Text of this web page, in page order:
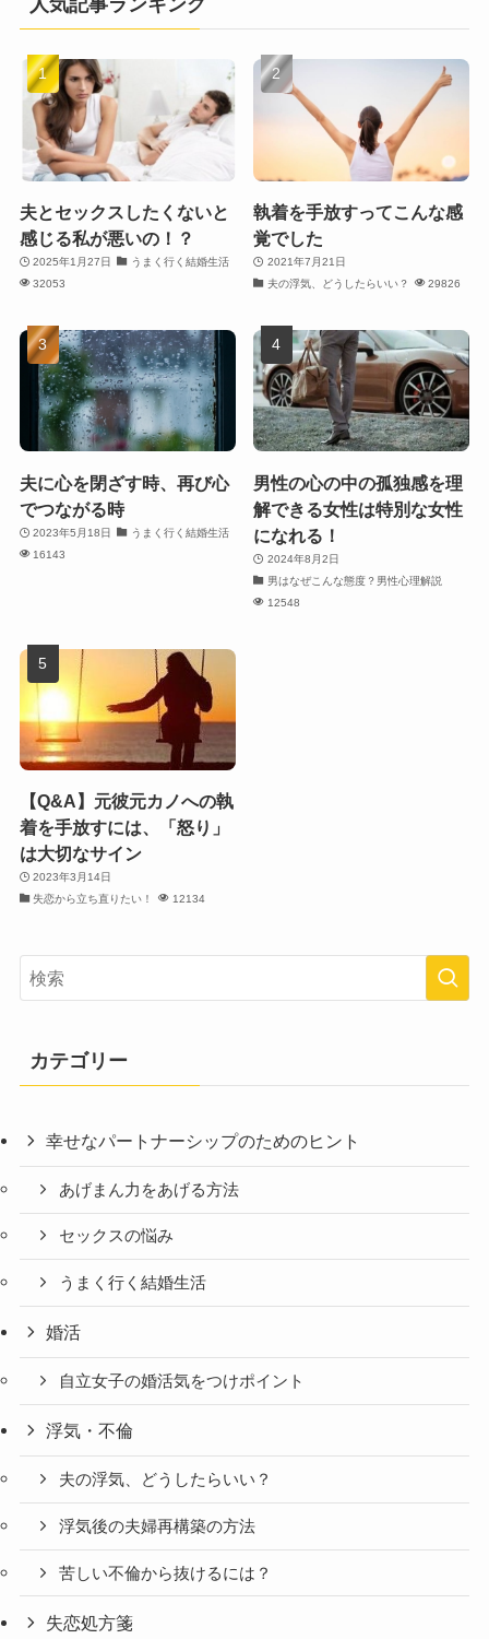
人気記事ランキング
夫とセックスしたくないと
感じる私が悪いの！？
2025年1月27日
うまく行く結婚生活
32053
執着を手放すってこんな感
覚でした
2021年7月21日
夫の浮気、どうしたらいい？
29826
夫に心を閉ざす時、再び心
でつながる時
2023年5月18日
うまく行く結婚生活
16143
男性の心の中の孤独感を理
解できる女性は特別な女性
になれる！
2024年8月2日
男はなぜこんな態度？男性心理解説
12548
【Q&A】元彼元カノへの執
着を手放すには、「怒り」
は大切なサイン
2023年3月14日
失恋から立ち直りたい！
12134
カテゴリー
幸せなパートナーシップのためのヒント
あげまん力をあげる方法
セックスの悩み
うまく行く結婚生活
婚活
自立女子の婚活気をつけポイント
浮気・不倫
夫の浮気、どうしたらいい？
浮気後の夫婦再構築の方法
苦しい不倫から抜けるには？
失恋処方箋